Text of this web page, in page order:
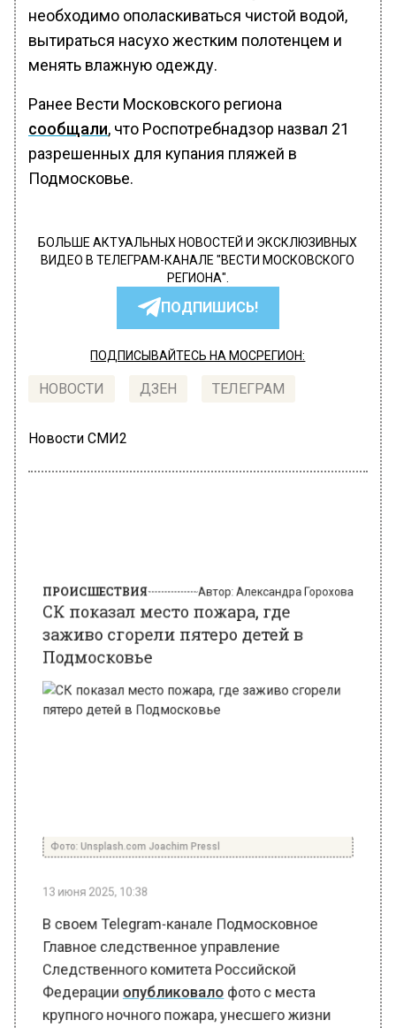
необходимо ополаскиваться чистой водой,
вытираться насухо жестким полотенцем и
менять влажную одежду.
Ранее Вести Московского региона
сообщали, что Роспотребнадзор назвал 21
разрешенных для купания пляжей в
Подмосковье.
БОЛЬШЕ АКТУАЛЬНЫХ НОВОСТЕЙ И ЭКСКЛЮЗИВНЫХ
ВИДЕО В ТЕЛЕГРАМ-КАНАЛЕ "ВЕСТИ МОСКОВСКОГО
РЕГИОНА".
ПОДПИШИСЬ!
ПОДПИСЫВАЙТЕСЬ НА МОСРЕГИОН:
НОВОСТИ ДЗЕН ТЕЛЕГРАМ
Новости СМИ2
заживо сгорели пятеро детей в
Подмосковье
13 июня 2025, 10:38
В своем Telegram-канале Подмосковное
Главное следственное управление
Следственного комитета Российской
Федерацииопубликовалофото с места
крупного ночного пожара, унесшего жизни
пятерых детей.